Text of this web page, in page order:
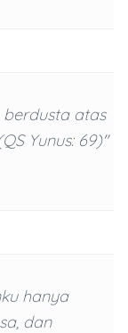
atas
Yunus: 69)"
hanya
dan